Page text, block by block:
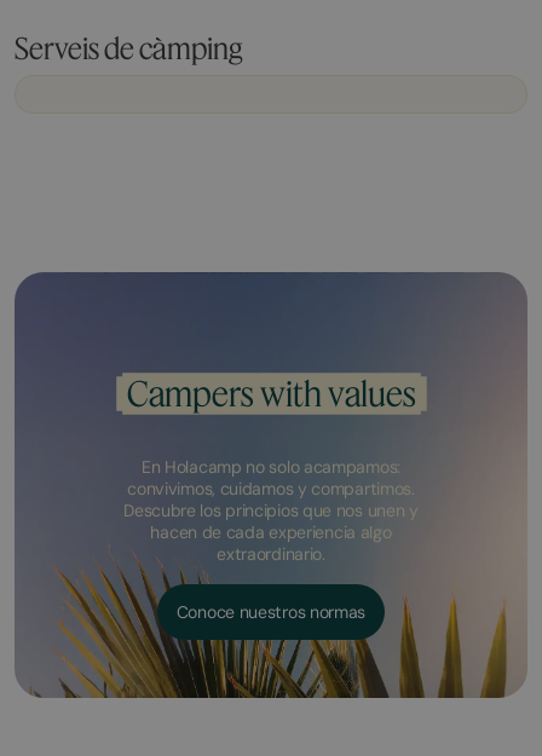
Serveis de càmping
Campers with values
En Holacamp no solo acampamos:
convivimos, cuidamos y compartimos.
Descubre los principios que nos unen y
hacen de cada experiencia algo
extraordinario.
Conoce nuestros normas